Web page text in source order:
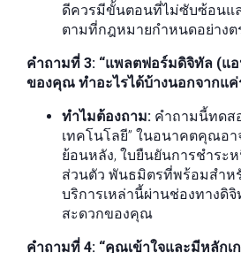
ดีควรมีขั้นตอนที่ไม่ซับซ้อนแ
ตามที่กฎหมายกำหนดอย่างต
คำถามที่ 3: “แพลตฟอร์มดิจิทัล (แ
ของคุณ ทำอะไรได้บ้างนอกจากแค่
ทำไมต้องถาม: คำถามนี้ทดส
เทคโนโลยี” ในอนาคตคุณอา
ย้อนหลัง, ใบยืนยันการชำระ
ส่วนตัว พันธมิตรที่พร้อมสำห
บริการเหล่านี้ผ่านช่องทางดิจิ
สะดวกของคุณ
คำถามที่ 4: “คุณเข้าใจและมีหลัก